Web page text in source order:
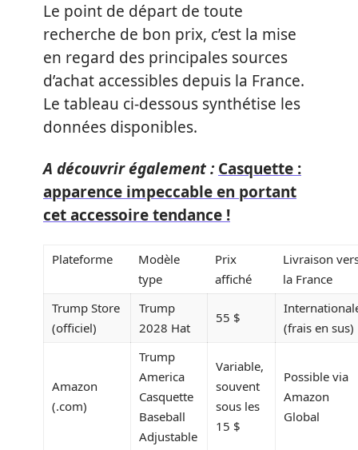
Le point de départ de toute
recherche de bon prix, c’est la mise
en regard des principales sources
d’achat accessibles depuis la France.
Le tableau ci-dessous synthétise les
données disponibles.
A découvrir également : Casquette :
apparence impeccable en portant
cet accessoire tendance !
Plateforme
Modèle
type
Prix
affiché
Livraison
la France
Trump Store
(officiel)
Trump
2028 Hat
55 $
(frais en sus)
Amazon
(.com)
Trump
America
Casquette
Baseball
Adjustable
Variable,
souvent
sous les
15 $
Possible via
Amazon
Global